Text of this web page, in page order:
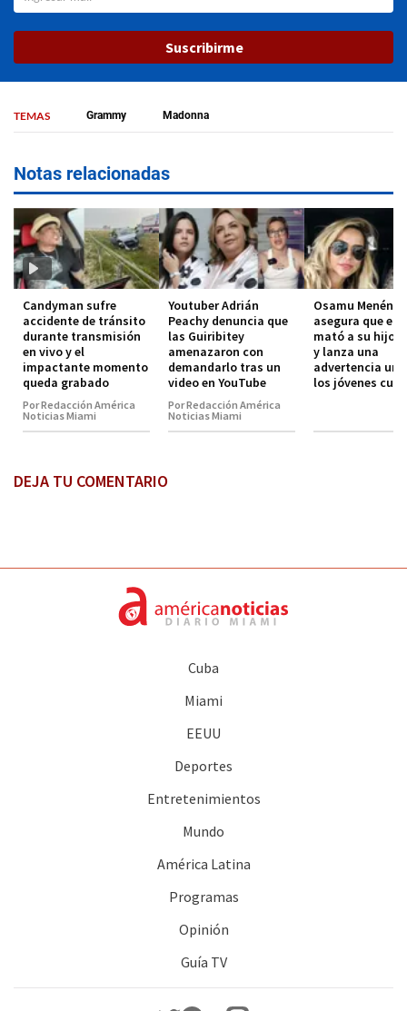
Suscribirme
TEMAS Grammy Madonna
Notas relacionadas
Candyman sufre
accidente de tránsito
durante transmisión
en vivo y el
impactante momento
queda grabado
Por Redacción América
Noticias Miami
Youtuber Adrián
Peachy denuncia que
las Guiribitey
amenazaron con
demandarlo tras un
video en YouTube
Por Redacción América
Noticias Miami
Osamu
asegura que el
mató a su hijo
y lanza una
advertencia
los jóvenes
DEJA TU COMENTARIO
Cuba
Miami
EEUU
Deportes
Entretenimientos
Mundo
América Latina
Programas
Opinión
Guía TV